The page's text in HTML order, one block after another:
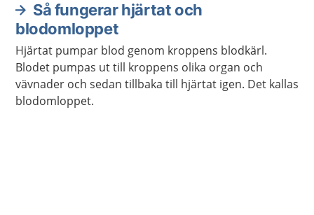
Så fungerar hjärtat och
blodomloppet
Hjärtat pumpar blod genom kroppens blodkärl.
Blodet pumpas ut till kroppens olika organ och
vävnader och sedan tillbaka till hjärtat igen. Det kallas
blodomloppet.